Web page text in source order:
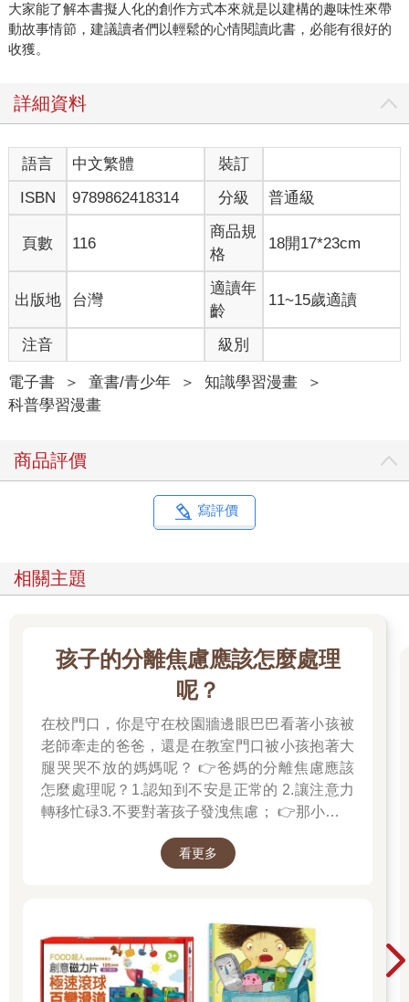
大家能了解本書擬人化的創作方式本來就是以建構的趣味性來帶
動故事情節，建議讀者們以輕鬆的心情閱讀此書，必能有很好的
收獲。
詳細資料
語言 中文繁體
裝訂
ISBN
9789862418314 分級 普通級
頁數 116
商品規
格
18開17*23cm
出版地 台灣
適讀年
齡
11~15歲適讀
注音 級別
電子書 ＞ 童書/青少年 ＞ 知識學習漫畫
＞
科普學習漫畫
商品評價
寫評價
相關主題
孩子的分離焦慮應該怎麼處理
呢？
在校門口，你是守在校園牆邊眼巴巴看著小孩被
老師牽走的爸爸，還是在教室門口被小孩抱著大
腿哭哭不放的媽媽呢？ 👉爸媽的分離焦慮應該
怎麼處理呢？1.認知到不安是正常的 2.讓注意力
轉移忙碌3.不要對著孩子發洩焦慮； 👉那小朋友
也許是熟悉的玩偶增加安全感 2.與孩子分開時請
孩子一起迎接成長的過程！真是太好了！ 🎉金石
堂開學季！爸媽好輕鬆教你一站購足！文具、書
包、書套參展品全面5折起！👉文具滿777送80
元電子禮券 👉全站商品滿1200回饋4%金幣
看更多